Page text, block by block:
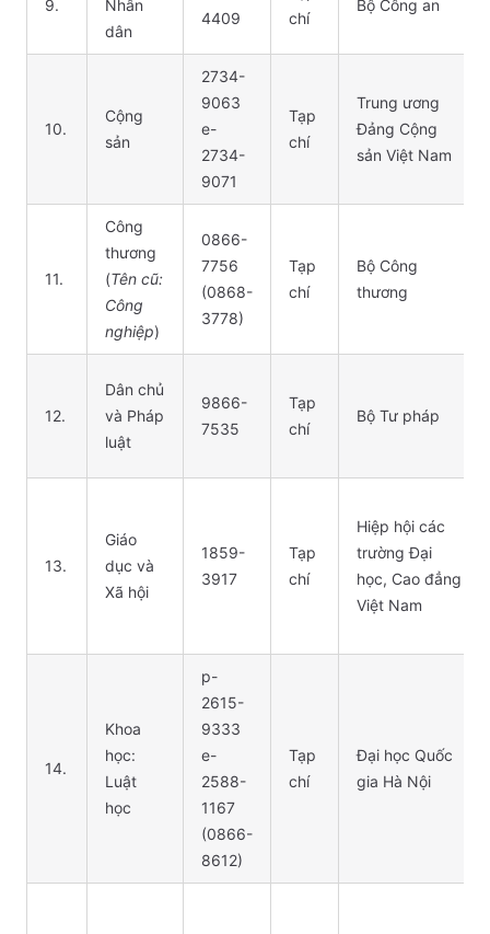
9.
Nhân
dân
4409
chí
Bộ Công an
10.
Cộng
sản
2734-
9063
e-
2734-
9071
Tạp
chí
Trung ương
Đảng Cộng
sản Việt Nam
11.
Công
thương
(Tên cũ:
Công
nghiệp)
0866-
7756
(0868-
3778)
Tạp
chí
Bộ Công
thương
12.
Dân chủ
và Pháp
luật
9866-
7535
Tạp
chí
Bộ Tư pháp
13.
Giáo
dục và
Xã hội
1859-
3917
Tạp
chí
Hiệp hội các
trường Đại
học, Cao đẳng
Việt Nam
14.
Khoa
học:
Luật
học
p-
2615-
9333
e-
2588-
1167
(0866-
8612)
Tạp
chí
Đại học Quốc
gia Hà Nội